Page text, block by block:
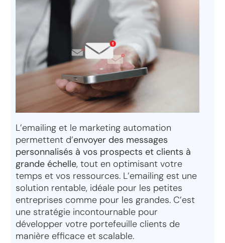
L’emailing et le marketing automation
permettent d’envoyer des messages
personnalisés à vos prospects et clients à
grande échelle, tout en optimisant votre
temps et vos ressources. L’emailing est une
solution rentable, idéale pour les petites
entreprises comme pour les grandes. C’est
une stratégie incontournable pour
développer votre portefeuille clients de
manière efficace et scalable.